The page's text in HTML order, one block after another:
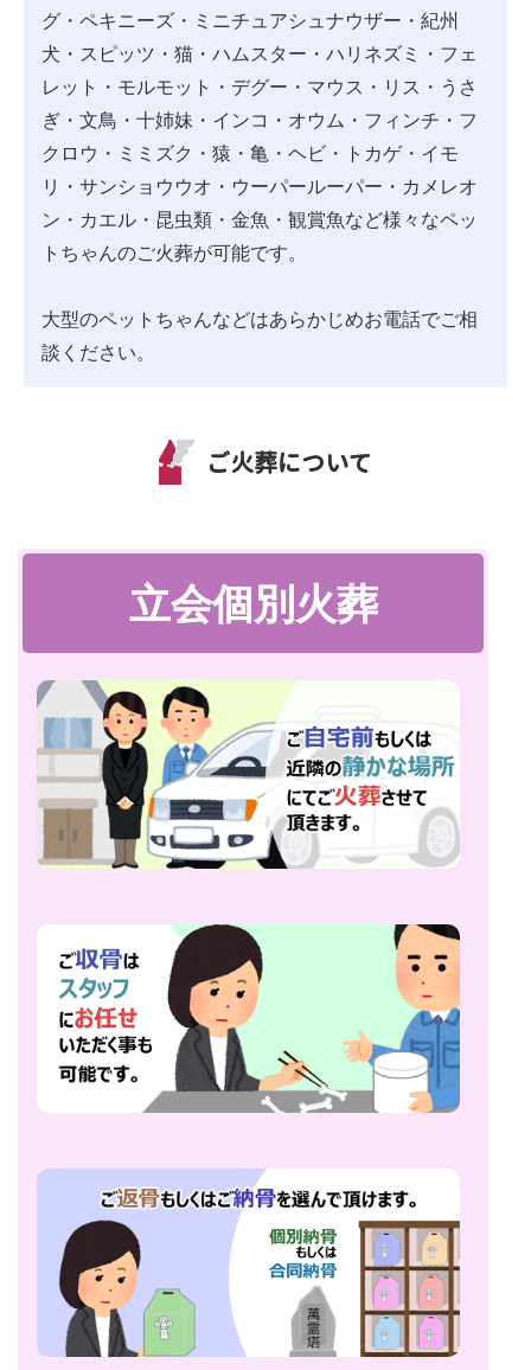
グ・ペキニーズ・ミニチュアシュナウザー・紀州
犬・スピッツ・猫・ハムスター・ハリネズミ・フェ
レット・モルモット・デグー・マウス・リス・うさ
ぎ・文鳥・十姉妹・インコ・オウム・フィンチ・フ
クロウ・ミミズク・猿・亀・ヘビ・トカゲ・イモ
リ・サンショウウオ・ウーパールーパー・カメレオ
ン・カエル・昆虫類・金魚・観賞魚など様々なペッ
トちゃんのご火葬が可能です。
大型のペットちゃんなどはあらかじめお電話でご相
談ください。
ご火葬について
立会個別火葬